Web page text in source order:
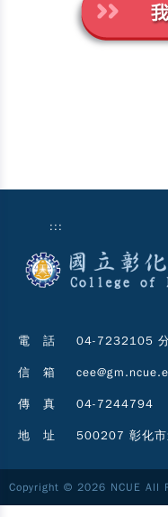
:::
電 話 04-7232105
信 箱
傳 真 04-7244794
地 址 500207 彰化市
Copyright © 2026 NCUE All